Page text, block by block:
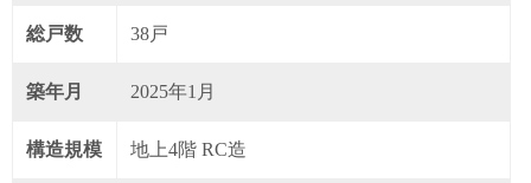
総戸数 38戸
築年月 2025年1月
構造規模 地上4階 RC造